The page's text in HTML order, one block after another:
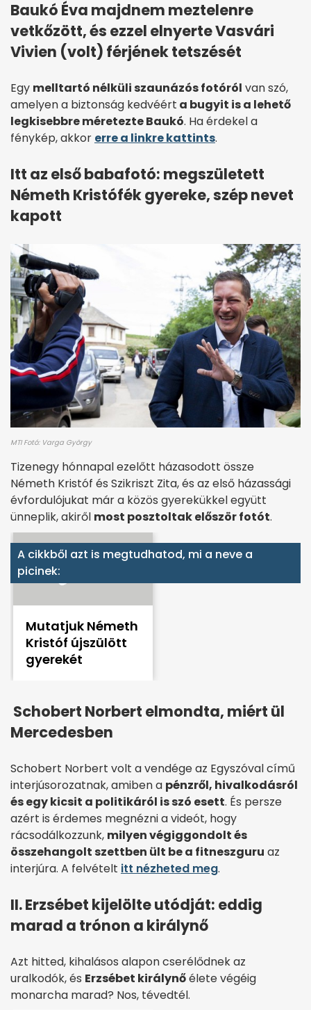
Baukó Éva majdnem meztelenre
vetkőzött, és ezzel elnyerte Vasvári
Vivien (volt) férjének tetszését
Egy melltartó nélküli szaunázós fotóról van szó,
amelyen a biztonság kedvéért a bugyit is a lehető
legkisebbre méretezteBaukó. Ha érdekel a
fénykép, akkor erre a linkre kattints.
Itt az első babafotó: megszületett
Németh Kristófék gyereke, szép nevet
kapott
MTI Fotó: Varga György
Tizenegy hónnapal ezelőtt házasodott össze
Németh Kristóf és Szikriszt Zita, és az első házassági
évfordulójukat már a közös gyerekükkel együtt
ünneplik, akiről most posztoltak először fotót.
A cikkből azt is megtudhatod, mi a neve a
picinek:
Mutatjuk Németh
Kristóf újszülött
gyerekét
Schobert Norbert elmondta, miért ül
Mercedesben
Schobert Norbert volt a vendége az Egyszóval című
interjúsorozatnak, amiben a pénzről, hivalkodásról
és egy kicsit a politikáról is szó esett. És persze
azért is érdemes megnézni a videót, hogy
rácsodálkozzunk, milyen végiggondolt és
összehangolt szettben ült be a fitneszguru az
interjúra. A felvételt itt nézheted meg.
II. Erzsébet kijelölte utódját: eddig
marad a trónon a királynő
Azt hitted, kihalásos alapon cserélődnek az
uralkodók, és Erzsébet királynőélete végéig
monarcha marad? Nos, tévedtél.